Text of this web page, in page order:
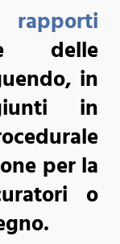
rapporti
delle
in
in
per la
o